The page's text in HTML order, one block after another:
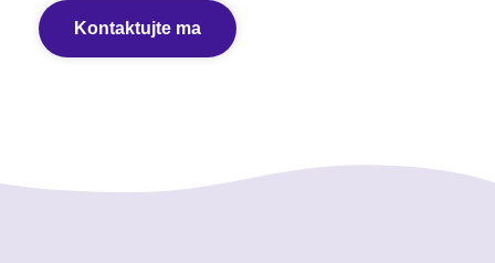
Kontaktujte ma